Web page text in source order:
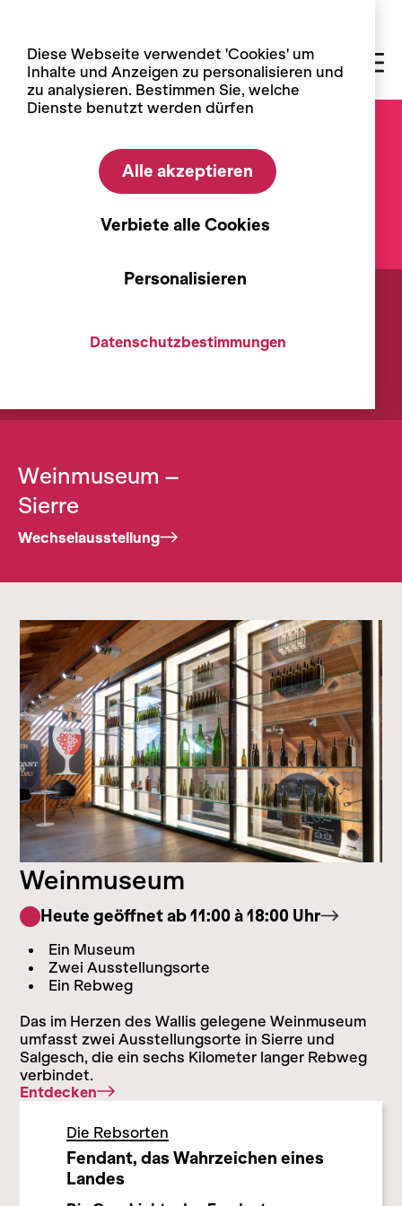
Weinmuseum –
Salgesch
Dauerausstellung
Salgesch
Weinmuseum –
Sierre
Wechselausstellung
Weinmuseum
Heute geöffnet ab 11:00 à 18:00 Uhr
Ein Museum
Zwei Ausstellungsorte
Ein Rebweg
Das im Herzen des Wallis gelegene Weinmuseum
umfasst zwei Ausstellungsorte in Sierre und
Salgesch, die ein sechs Kilometer langer Rebweg
verbindet.
Entdecken
Die Rebsorten
Fendant, das Wahrzeichen eines
Landes
Diese Webseite verwendet 'Cookies' um
Inhalte und Anzeigen zu personalisieren und
zu analysieren. Bestimmen Sie, welche
Dienste benutzt werden dürfen
Alle akzeptieren
Verbiete alle Cookies
Personalisieren
Datenschutzbestimmungen